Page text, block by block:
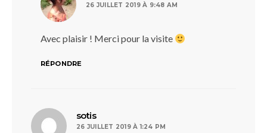
26 JUILLET 2019 À 9:48 AM
Avec plaisir ! Merci pour la visite
RÉPONDRE
sotisdit :
26 JUILLET 2019 À 1:24 PM